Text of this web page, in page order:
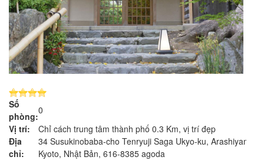
Số
phòng:
0
Vị trí:
Chỉ cách trung tâm thành phố 0.3 Km, vị trí đẹp
Địa
chỉ:
34 Susukinobaba-cho Tenryuji Saga Ukyo-ku, Arashiyama,
Kyoto, Nhật Bản, 616-8385 agoda